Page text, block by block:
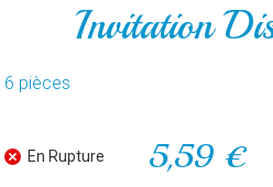
Invitation
6 pièces
En Rupture 5,59 €